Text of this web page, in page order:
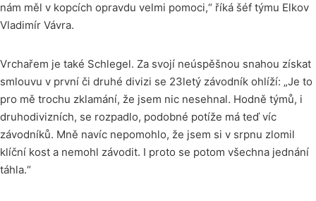
nám měl v kopcích opravdu velmi pomoci,“ říká šéf týmu Elkov
Vladimír Vávra.
Vrchařem je také Schlegel. Za svojí neúspěšnou snahou získat
smlouvu v první či druhé divizi se 23letý závodník ohlíží: „Je to
pro mě trochu zklamání, že jsem nic nesehnal. Hodně týmů, i
druhodivizních, se rozpadlo, podobné potíže má teď víc
závodníků. Mně navíc nepomohlo, že jsem si v srpnu zlomil
klíční kost a nemohl závodit. I proto se potom všechna jednání
táhla.“